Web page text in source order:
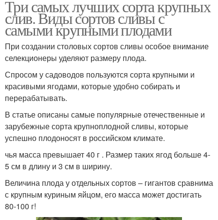
Три самых лучших сорта крупных
слив. Виды сортов сливы с
самыми крупными плодами
При создании столовых сортов сливы особое внимание
селекционеры уделяют размеру плода.
Спросом у садоводов пользуются сорта крупными и
красивыми ягодами, которые удобно собирать и
перерабатывать.
В статье описаны самые популярные отечественные и
зарубежные сорта крупноплодной сливы, которые
успешно плодоносят в российском климате.
чья масса превышает 40 г . Размер таких ягод больше 4-
5 см в длину и 3 см в ширину.
Величина плода у отдельных сортов – гигантов сравнима
с крупным куриным яйцом, его масса может достигать
80-100 г!